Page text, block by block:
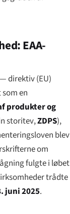
EAA-
— direktiv (EU)
en
produkter og
storitev,ZDPS),
blev
om
fulgte i løbet
trådte
juni 2025.